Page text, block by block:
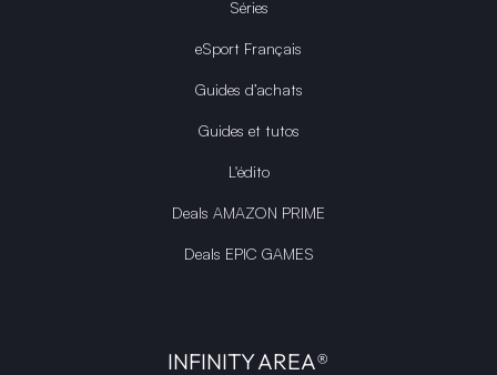
Séries
eSport Français
Guides d’achats
Guides et tutos
L'édito
Deals AMAZON PRIME
Deals EPIC GAMES
INFINITY AREA®